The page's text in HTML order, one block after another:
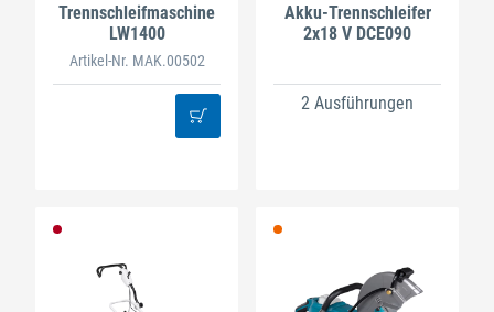
Trennschleifmaschine
LW1400
Artikel-Nr. MAK.00502
Akku-Trennschleifer
2x18 V DCE090
2 Ausführungen